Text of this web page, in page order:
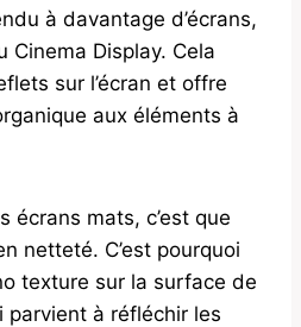
à davantage d’écrans,
Cinema Display. Cela
sur l’écran et offre
aux éléments à
écrans mats, c’est que
netteté. C’est pourquoi
texture sur la surface de
parvient à réfléchir les